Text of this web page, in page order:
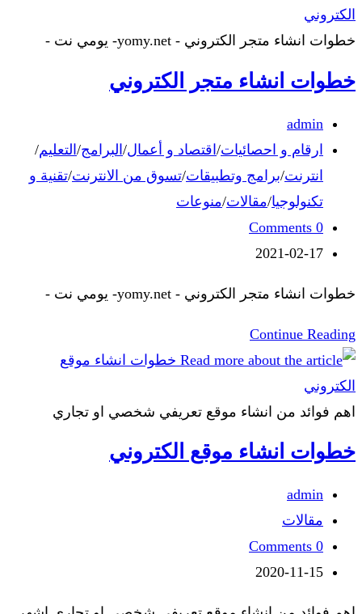
خطوات انشاء متجر الكتروني - yomy.net- يومي نت -
خطوات انشاء متجر الكتروني
admin
ارقام و احصائيات/اقتصاد و أعمال/البرامج/التعليم/
انترنت/برامج وتطبيقات/تسوق من الانترنت/تقنية و
تكنولوجيا/مقالات/منوعات
0 Comments
2021-02-17
خطوات انشاء متجر الكتروني - yomy.net- يومي نت -
Continue Reading
اهم فوائد من انشاء موقع تعريفي شخصي او تجاري
خطوات انشاء موقع الكتروني
admin
مقالات
0 Comments
2020-11-15